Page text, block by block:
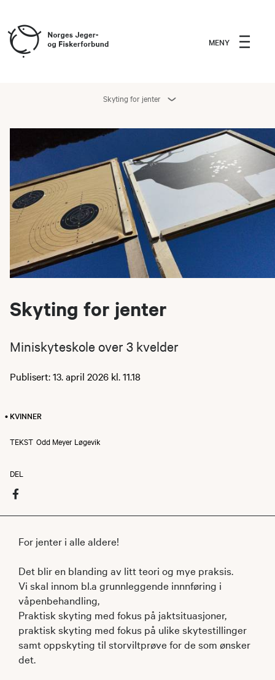
MENY
Skyting for jenter
Skyting for jenter
Miniskyteskole over 3 kvelder
Publisert: 13. april 2026 kl. 11.18
• KVINNER
TEKST Odd Meyer Løgevik
DEL
For jenter i alle aldere!
Det blir en blanding av litt teori og mye praksis.
Vi skal innom bl.a grunnleggende innnføring i
våpenbehandling,
Praktisk skyting med fokus på jaktsituasjoner,
praktisk skyting med fokus på ulike skytestillinger
samt oppskyting til storviltprøve for de som ønsker
det.